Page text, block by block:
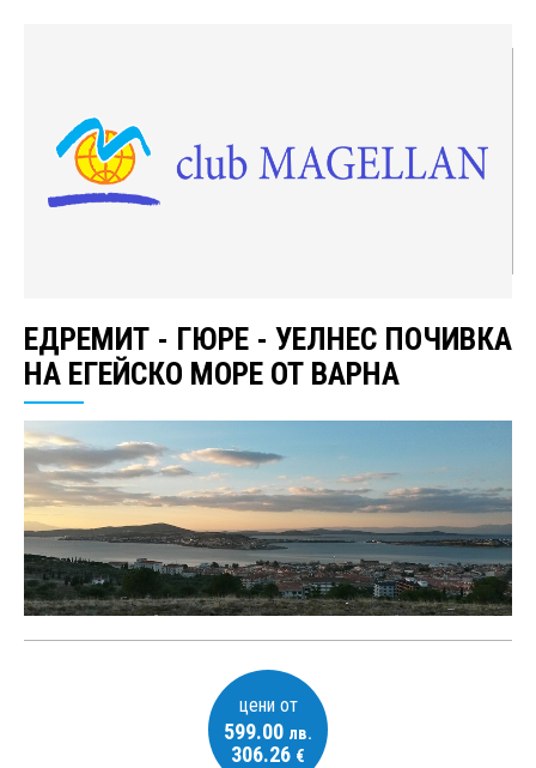
ЕДРЕМИТ - ГЮРЕ - УЕЛНЕС ПОЧИВКА
НА ЕГЕЙСКО МОРЕ ОТ ВАРНА
цени от
599.00 лв.
306.26 €